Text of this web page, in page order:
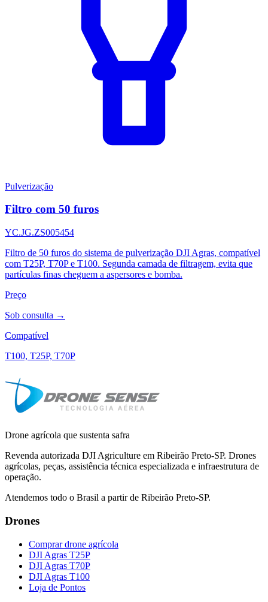
Pulverização
Filtro com 50 furos
YC.JG.ZS005454
Filtro de 50 furos do sistema de pulverização DJI Agras, compatível
com T25P, T70P e T100. Segunda camada de filtragem, evita que
partículas finas cheguem a aspersores e bomba.
Preço
Sob consulta →
Compatível
T100, T25P, T70P
Drone agrícola que sustenta safra
Revenda autorizada DJI Agriculture em Ribeirão Preto-SP. Drones
agrícolas, peças, assistência técnica especializada e infraestrutura de
operação.
Atendemos todo o Brasil a partir de Ribeirão Preto-SP.
Drones
Comprar drone agrícola
DJI Agras T25P
DJI Agras T70P
DJI Agras T100
Loja de Pontos